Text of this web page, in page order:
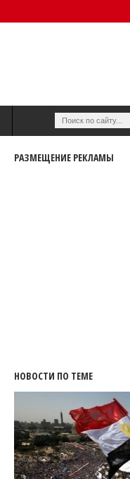
РАЗМЕЩЕНИЕ РЕКЛАМЫ
НОВОСТИ ПО ТЕМЕ